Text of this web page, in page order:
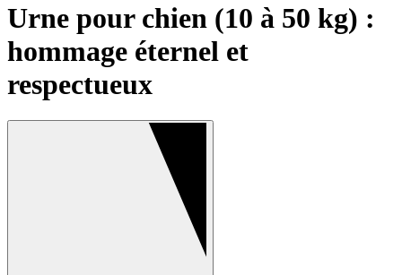
Urne pour chien (10 à 50 kg) :
hommage éternel et
respectueux